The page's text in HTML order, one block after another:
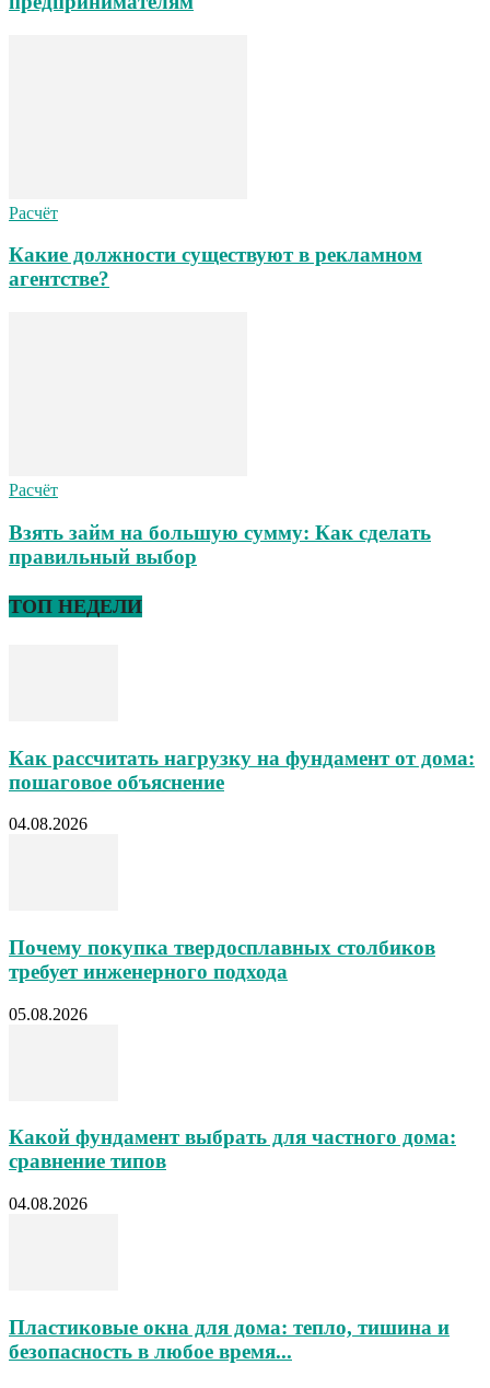
Расчёт
Какие должности существуют в рекламном
агентстве?
Расчёт
Взять займ на большую сумму: Как сделать
правильный выбор
ТОП НЕДЕЛИ
Как рассчитать нагрузку на фундамент от дома:
пошаговое объяснение
04.08.2026
Почему покупка твердосплавных столбиков
требует инженерного подхода
05.08.2026
Какой фундамент выбрать для частного дома:
сравнение типов
04.08.2026
Пластиковые окна для дома: тепло, тишина и
безопасность в любое время...